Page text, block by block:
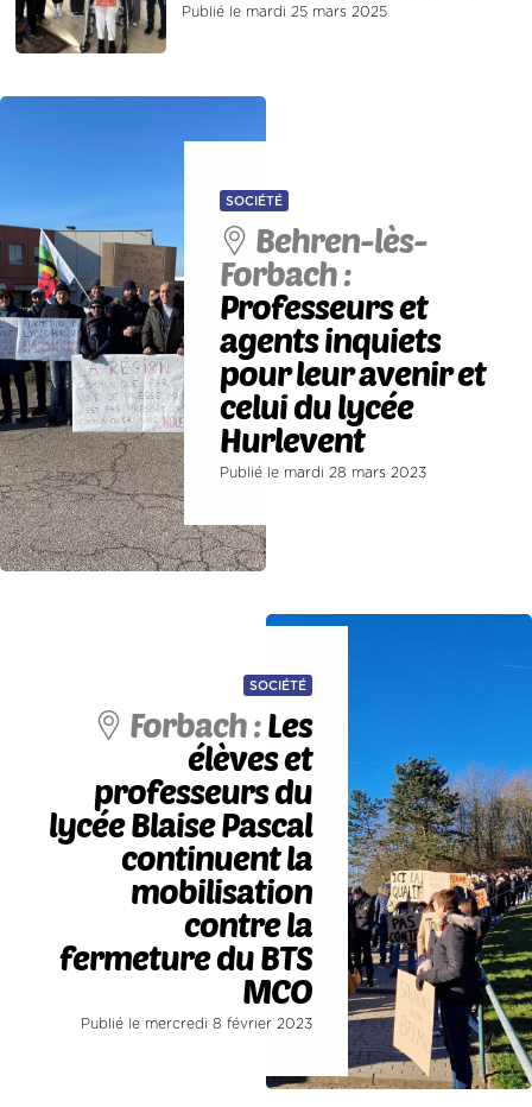
Publié le mardi 25 mars 2025
SOCIÉTÉ
Behren-lès-
Forbach :
Professeurs et
agents inquiets
pour leur avenir et
celui du lycée
Hurlevent
Publié le mardi 28 mars 2023
SOCIÉTÉ
Forbach :Les
élèves et
professeurs du
lycée Blaise Pascal
continuent la
mobilisation
contre la
fermeture du BTS
MCO
Publié le mercredi 8 février 2023